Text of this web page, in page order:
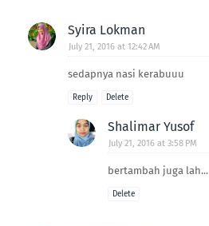
Syira Lokman
July 21, 2016 at 12:42 AM
sedapnya nasi kerabuuu
Reply Delete
Shalimar Yusof
July 21, 2016 at 3:58 PM
bertambah juga lah...
Delete